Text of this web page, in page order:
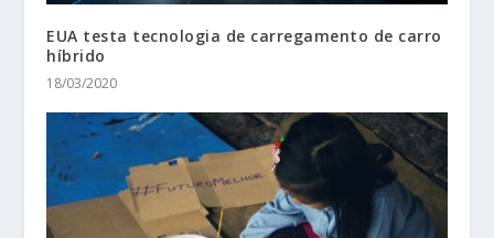
EUA testa tecnologia de carregamento de carro
híbrido
18/03/2020